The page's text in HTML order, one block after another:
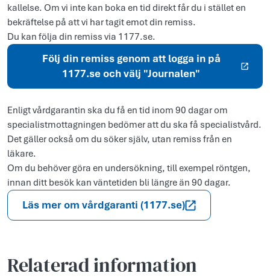
kallelse. Om vi inte kan boka en tid direkt får du i stället en
bekräftelse på att vi har tagit emot din remiss.
Du kan följa din remiss via 1177.se.
Följ din remiss genom att logga in på
1177.se och välj "Journalen"
Enligt vårdgarantin ska du få en tid inom 90 dagar om
specialistmottagningen bedömer att du ska få specialistvård.
Det gäller också om du söker själv, utan remiss från en
läkare.
Om du behöver göra en undersökning, till exempel röntgen,
innan ditt besök kan väntetiden bli längre än 90 dagar.
Läs mer om vårdgaranti (1177.se)
Relaterad information